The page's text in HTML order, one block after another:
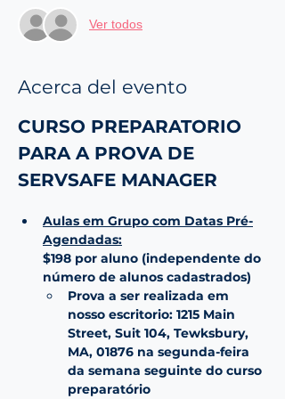
Ver todos
Acerca del evento
CURSO PREPARATORIO
PARA A PROVA DE
SERVSAFE MANAGER
Aulas em Grupo com Datas Pré-
Agendadas:
$198 por aluno (independente do
número de alunos cadastrados)
Prova a ser realizada em
nosso escritorio: 1215 Main
Street, Suit 104, Tewksbury,
MA, 01876 na segunda-feira
da semana seguinte do curso
preparatório